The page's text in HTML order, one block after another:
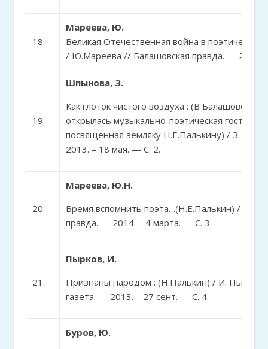
18.
Мареева, Ю.
Великая Отечественная война в
/ Ю.Мареева // Балашовская правда. — 2015. –
19.
Шпынова, З.
Как глоток чистого воздуха : (В Балашовском
открылась музыкально-поэтическая
посвященная земляку Н.Е.Палькину) / З.
2013. – 18 мая. — С. 2.
20.
Мареева, Ю.Н.
Время вспомнить поэта…(Н.Е.Палькин) /
правда. — 2014. – 4 марта. — С. 3.
21.
Пырков, И.
Признаны народом : (Н.Палькин) / И. Пырков
газета. — 2013. – 27 сент. — С. 4.
Буров, Ю.